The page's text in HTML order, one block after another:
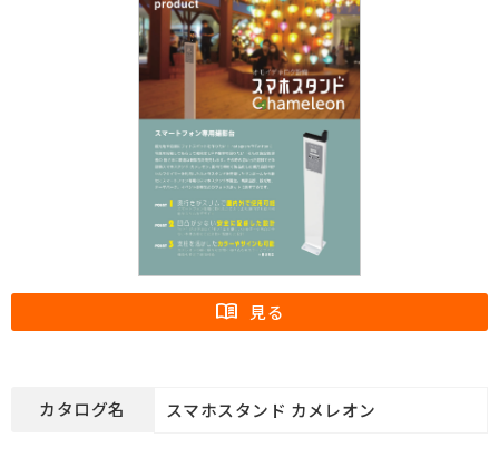
カタログ名 スマホスタンド カメレオン